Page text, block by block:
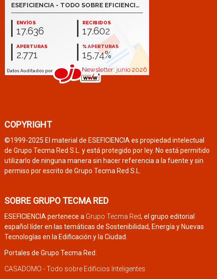
COPYRIGHT
©1999-2025 El material de ESEFICIENCIA es propiedad intelectual
de Grupo Tecma Red S.L. y está protegido por ley. No está permitido
utilizarlo de ninguna manera sin hacer referencia a la fuente y sin
permiso por escrito de Grupo Tecma Red S.L.
SOBRE GRUPO TECMA RED
ESEFICIENCIA pertenece a Grupo Tecma Red, el grupo editorial
español líder en las temáticas de Sostenibilidad, Energía y Nuevas
Tecnologías en la Edificación y la Ciudad.
Portales de Grupo Tecma Red:
CASADOMO - Todo sobre Edificios Inteligentes